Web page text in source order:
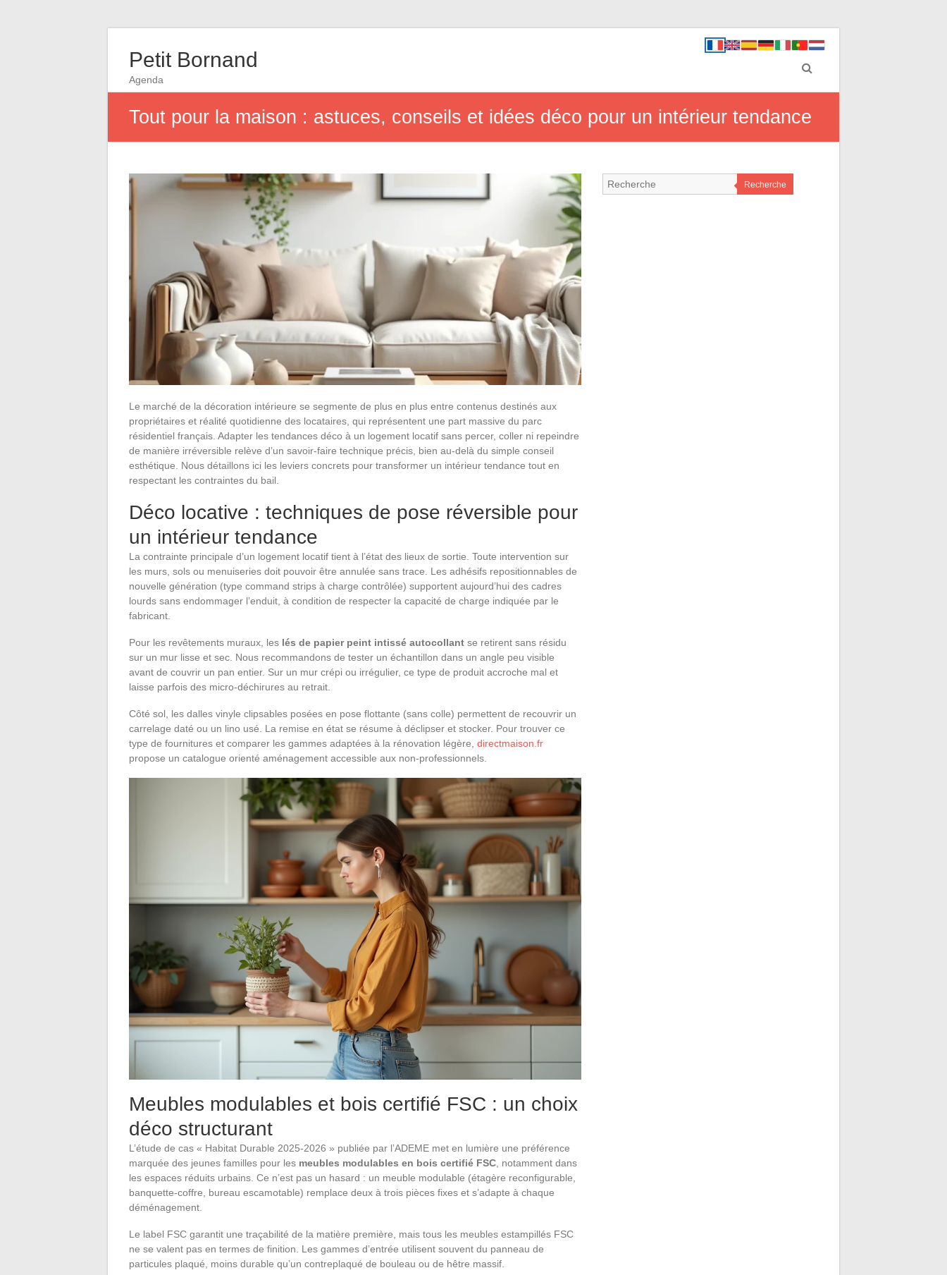
Petit Bornand
Agenda
Tout pour la maison : astuces, conseils et idées déco pour un intérieur tendance
Le marché de la décoration intérieure se segmente de plus en plus entre contenus destinés aux
propriétaires et réalité quotidienne des locataires, qui représentent une part massive du parc
résidentiel français. Adapter les tendances déco à un logement locatif sans percer, coller ni repeindre
de manière irréversible relève d’un savoir-faire technique précis, bien au-delà du simple conseil
esthétique. Nous détaillons ici les leviers concrets pour transformer un intérieur tendance tout en
respectant les contraintes du bail.
Déco locative : techniques de pose réversible pour
un intérieur tendance
La contrainte principale d’un logement locatif tient à l’état des lieux de sortie. Toute intervention sur
les murs, sols ou menuiseries doit pouvoir être annulée sans trace. Les adhésifs repositionnables de
nouvelle génération (type command strips à charge contrôlée) supportent aujourd’hui des cadres
lourds sans endommager l’enduit, à condition de respecter la capacité de charge indiquée par le
fabricant.
Pour les revêtements muraux, les lés de papier peint intissé autocollant se retirent sans résidu
sur un mur lisse et sec. Nous recommandons de tester un échantillon dans un angle peu visible
avant de couvrir un pan entier. Sur un mur crépi ou irrégulier, ce type de produit accroche mal et
laisse parfois des micro-déchirures au retrait.
Côté sol, les dalles vinyle clipsables posées en pose flottante (sans colle) permettent de recouvrir un
carrelage daté ou un lino usé. La remise en état se résume à déclipser et stocker. Pour trouver ce
type de fournitures et comparer les gammes adaptées à la rénovation légère, directmaison.fr
propose un catalogue orienté aménagement accessible aux non-professionnels.
Meubles modulables et bois certifié FSC : un choix
déco structurant
L’étude de cas « Habitat Durable 2025-2026 » publiée par l’ADEME met en lumière une préférence
marquée des jeunes familles pour les meubles modulables en bois certifié FSC , notamment dans
les espaces réduits urbains. Ce n’est pas un hasard : un meuble modulable (étagère reconfigurable,
banquette-coffre, bureau escamotable) remplace deux à trois pièces fixes et s’adapte à chaque
déménagement.
Le label FSC garantit une traçabilité de la matière première, mais tous les meubles estampillés FSC
ne se valent pas en termes de finition. Les gammes d’entrée utilisent souvent du panneau de
particules plaqué, moins durable qu’un contreplaqué de bouleau ou de hêtre massif.
Recherche